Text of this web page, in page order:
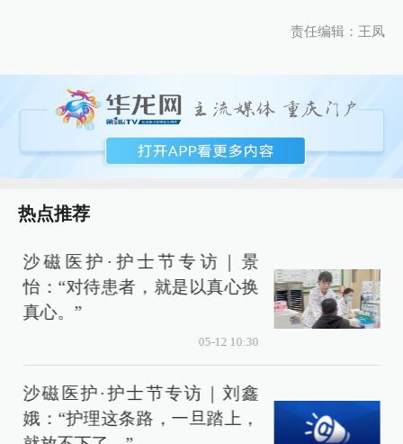
责任编辑：王凤
热点推荐
沙磁医护·护士节专访｜景
怡：“对待患者，就是以真心换
真心。”
05-12 10:30
沙磁医护·护士节专访｜刘鑫
娥：“护理这条路，一旦踏上，